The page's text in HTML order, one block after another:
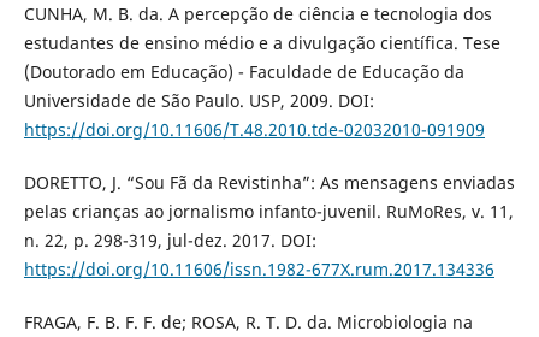
CUNHA, M. B. da. A percepção de ciência e tecnologia dos
estudantes de ensino médio e a divulgação científica. Tese
(Doutorado em Educação) - Faculdade de Educação da
Universidade de São Paulo. USP, 2009. DOI:
https://doi.org/10.11606/T.48.2010.tde-02032010-091909
DORETTO, J. “Sou Fã da Revistinha”: As mensagens enviadas
pelas crianças ao jornalismo infanto-juvenil. RuMoRes, v. 11,
n. 22, p. 298-319, jul-dez. 2017. DOI:
https://doi.org/10.11606/issn.1982-677X.rum.2017.134336
FRAGA, F. B. F. F. de; ROSA, R. T. D. da. Microbiologia na